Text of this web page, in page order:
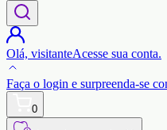
Olá, visitanteAcesse sua conta.
Faça o login e surpreenda-se
0